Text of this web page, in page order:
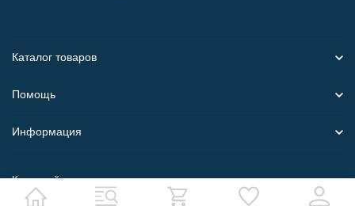
Каталог товаров
Помощь
Информация
Карта сайта